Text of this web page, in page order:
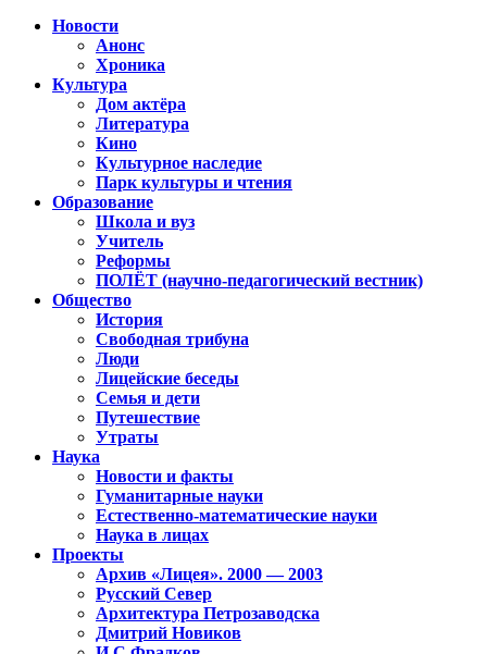
Новости
Анонс
Хроника
Культура
Дом актёра
Литература
Кино
Культурное наследие
Парк культуры и чтения
Образование
Школа и вуз
Учитель
Реформы
ПОЛЁТ (научно-педагогический вестник)
Общество
История
Свободная трибуна
Люди
Лицейские беседы
Семья и дети
Путешествие
Утраты
Наука
Новости и факты
Гуманитарные науки
Естественно-математические науки
Наука в лицах
Проекты
Архив «Лицея». 2000 — 2003
Русский Север
Архитектура Петрозаводска
Дмитрий Новиков